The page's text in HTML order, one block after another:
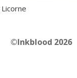
©Inkblood 2026